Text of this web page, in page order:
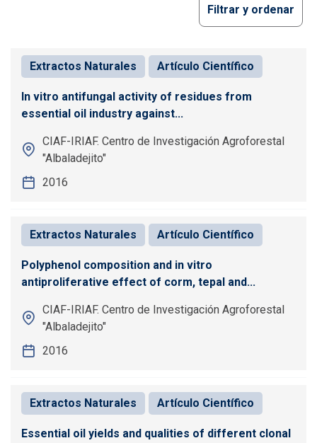
Filtrar y ordenar
Extractos Naturales Artículo Científico
In vitro antifungal activity of residues from
essential oil industry against...
CIAF-IRIAF. Centro de Investigación Agroforestal
"Albaladejito"
2016
Extractos Naturales Artículo Científico
Polyphenol composition and in vitro
antiproliferative effect of corm, tepal and...
CIAF-IRIAF. Centro de Investigación Agroforestal
"Albaladejito"
2016
Extractos Naturales Artículo Científico
Essential oil yields and qualities of different clonal